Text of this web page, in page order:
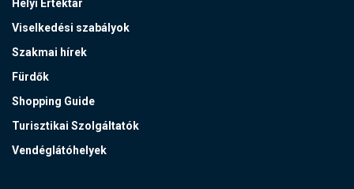
Helyi Értéktár
Viselkedési szabályok
Szakmai hírek
Fürdők
Shopping Guide
Turisztikai Szolgáltatók
Vendéglátóhelyek